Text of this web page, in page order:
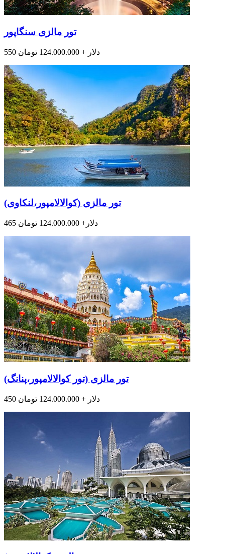
تور مالزی سنگاپور
550 دلار + 124.000.000 تومان
تور مالزی (کوالالامپور،لنکاوی)
465 دلار+ 124.000.000 تومان
تور مالزی (تور کوالالامپور،پنانگ)
450 دلار + 124.000.000 تومان